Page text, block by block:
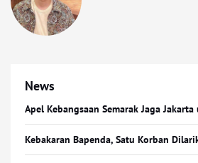
News
Apel Kebangsaan Semarak Jaga
Kebakaran Bapenda, Satu Korban